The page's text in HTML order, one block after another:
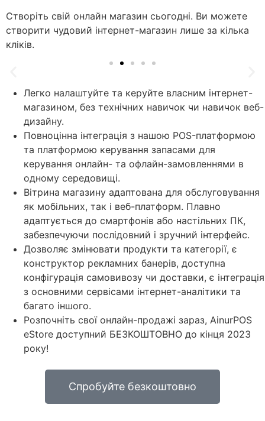
Створіть свій онлайн магазин сьогодні. Ви можете
створити чудовий інтернет-магазин лише за кілька
кліків.
Легко налаштуйте та керуйте власним інтернет-
магазином, без технічних навичок чи навичок веб-
дизайну.
Повноцінна інтеграція з нашою POS-платформою
та платформою керування запасами для
керування онлайн- та офлайн-замовленнями в
одному середовищі.
Вітрина магазину адаптована для обслуговування
як мобільних, так і веб-платформ. Плавно
адаптується до смартфонів або настільних ПК,
забезпечуючи послідовний і зручний інтерфейс.
Дозволяє змінювати продукти та категорії, є
конструктор рекламних банерів, доступна
конфігурація самовивозу чи доставки, є інтеграція
з основними сервісами інтернет-аналітики та
багато іншого.
Розпочніть свої онлайн-продажі зараз, AinurPOS
eStore доступний БЕЗКОШТОВНО до кінця 2023
року!
Спробуйте безкоштовно